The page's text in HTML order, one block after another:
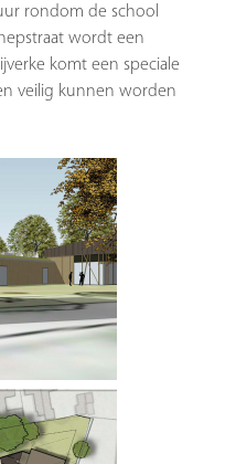
rondom de school
wordt een
komt een speciale
veilig kunnen worden